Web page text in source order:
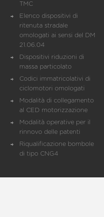
TMC
Elenco dispositivi di
ritenuta stradale
omologati ai sensi del DM
21.06.04
Dispositivi riduzioni di
massa particolato
Codici immatricolativi di
ciclomotori omologati
Modalità di collegamento
al CED motorizzazione
Modalità operative per il
rinnovo delle patenti
Riqualificazione bombole
di tipo CNG4